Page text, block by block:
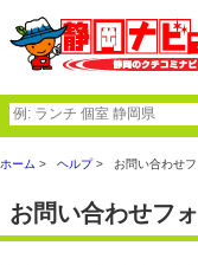
ホーム ヘルプ お問い合わせ
お問い合わせフ